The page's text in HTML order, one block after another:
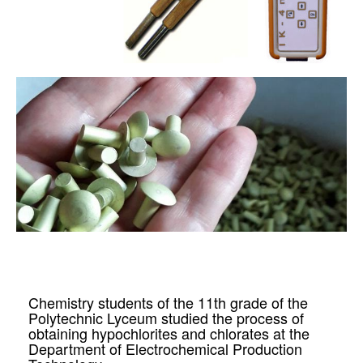
Chemistry students of the 11th grade of the
Polytechnic Lyceum studied the process of
obtaining hypochlorites and chlorates at the
Department of Electrochemical Production